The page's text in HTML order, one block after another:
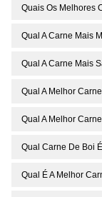
Quais Os Melhores
Qual A Carne Mais
Qual A Carne Mais
Qual A Melhor
Qual A Melhor
Qual Carne De Boi
Qual É A Melhor